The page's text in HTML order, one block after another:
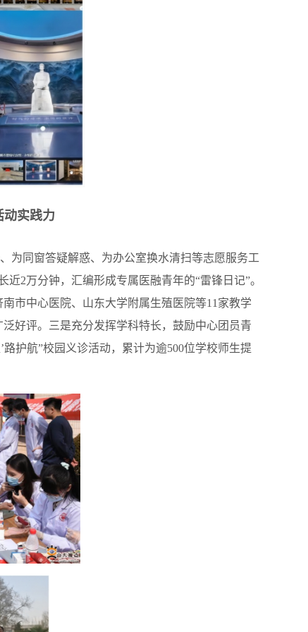
动实践力
为同窗答疑解惑、为办公室换水清扫等志愿服务工
2万分钟，汇编形成专属医融青年的“雷锋日记”。
市中心医院、山东大学附属生殖医院等11家教学
好评。三是充分发挥学科特长，鼓励中心团员青
护航”校园义诊活动，累计为逾500位学校师生提